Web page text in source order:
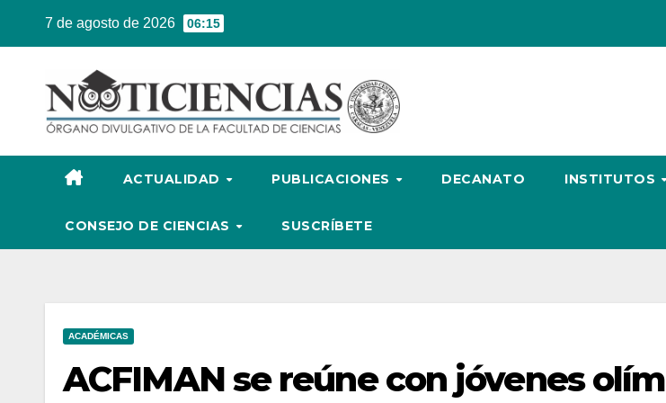
7 de agosto de 2026 06:15
ACTUALIDAD PUBLICACIONES DECANATO INSTITUTOS
CONSEJO DE CIENCIAS SUSCRÍBETE
ACADÉMICAS
ACFIMAN se reúne con jóvenes